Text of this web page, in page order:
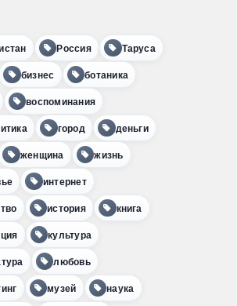
Россия Таруса
бизнес ботаника
воспоминания
город деньги
женщина жизнь
интернет
история книга
культура
любовь
музей наука